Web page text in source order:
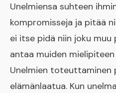
Unelmiensa suhteen
kompromisseja ja pitää
ei itse pidä niin joku
antaa muiden
Unelmien toteuttaminen
elämänlaatua. Kun